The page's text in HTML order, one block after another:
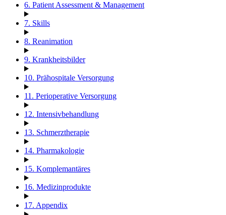
6. Patient Assessment & Management
7. Skills
8. Reanimation
9. Krankheitsbilder
10. Prähospitale Versorgung
11. Perioperative Versorgung
12. Intensivbehandlung
13. Schmerztherapie
14. Pharmakologie
15. Komplemantäres
16. Medizinprodukte
17. Appendix